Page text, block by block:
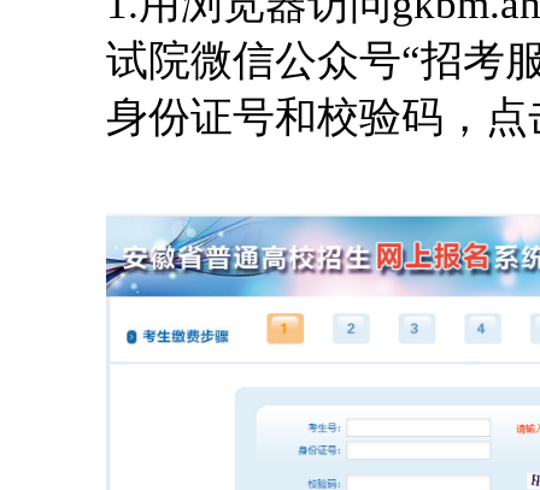
试院微信公众号“招考
身份证号和校验码，